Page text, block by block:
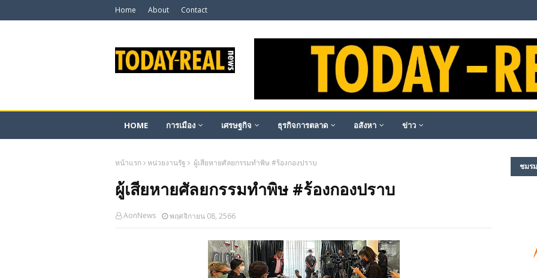
Home About Contact
HOME การเมือง เศรษฐกิจ ธุรกิจการตลาด อสังหา ข่าว
หน้าแรก หน่วยงานรัฐ ผู้เสียหายศัลยกรรมทำพิษ #ร้องกองปราบ
ผู้เสียหายศัลยกรรมทำพิษ #ร้องกองปราบ
AonNews พฤศจิกายน 08, 2566
ชมร